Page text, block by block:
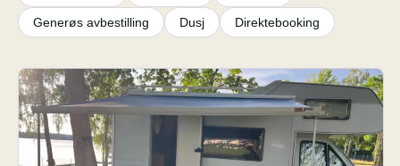
Generøs avbestilling Dusj Direktebooking